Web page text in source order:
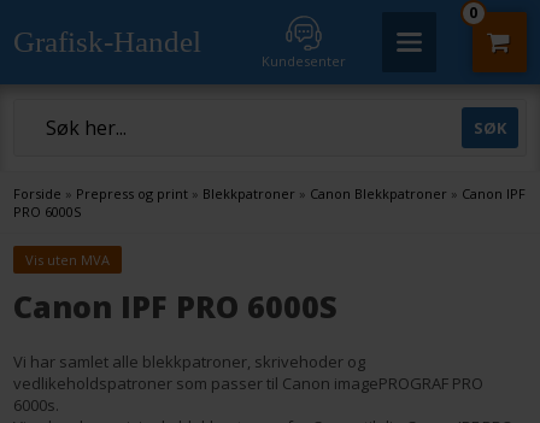
Grafisk-Handel
Kundesenter
0
Forside » Prepress og print » Blekkpatroner » Canon Blekkpatroner » Canon IPF
PRO 6000S
Vis uten MVA
Canon IPF PRO 6000S
Vi har samlet alle blekkpatroner, skrivehoder og
vedlikeholdspatroner som passer til Canon imagePROGRAF PRO
6000s.